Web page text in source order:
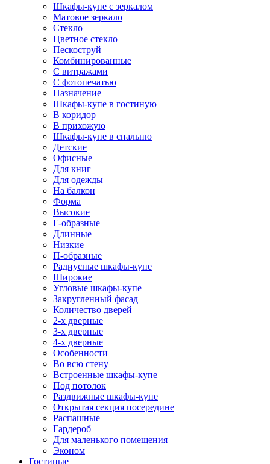
Шкафы-купе с зеркалом
Матовое зеркало
Стекло
Цветное стекло
Пескоструй
Комбинированные
С витражами
С фотопечатью
Назначение
Шкафы-купе в гостиную
В коридор
В прихожую
Шкафы-купе в спальню
Детские
Офисные
Для книг
Для одежды
На балкон
Форма
Высокие
Г-образные
Длинные
Низкие
П-образные
Радиусные шкафы-купе
Широкие
Угловые шкафы-купе
Закругленный фасад
Количество дверей
2-х дверные
3-х дверные
4-х дверные
Особенности
Во всю стену
Встроенные шкафы-купе
Под потолок
Раздвижные шкафы-купе
Открытая секция посередине
Распашные
Гардероб
Для маленького помещения
Эконом
Гостиные